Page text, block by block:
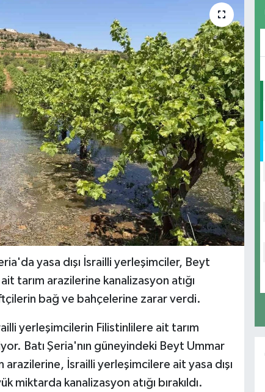
yasa dışı İsrailli yerleşimciler, Beyt
tarım arazilerine kanalizasyon atığı
bağ ve bahçelerine zarar verdi.
yerleşimcilerin Filistinlilere ait tarım
Batı Şeria'nın güneyindeki Beyt Ummar
arazilerine, İsrailli yerleşimcilere ait yasa dışı
kanalizasyon atığı bırakıldı.